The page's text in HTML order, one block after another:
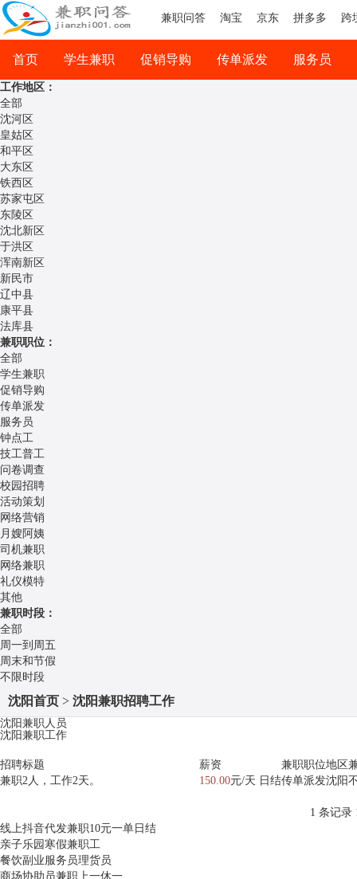
兼职问答 淘宝 京东 拼多多 跨
首页 学生兼职 促销导购 传单派发 服务员
司机兼职
工作地区：
全部
沈河区
皇姑区
和平区
大东区
铁西区
苏家屯区
东陵区
沈北新区
于洪区
浑南新区
新民市
辽中县
康平县
法库县
兼职职位：
全部
学生兼职
促销导购
传单派发
服务员
钟点工
技工普工
问卷调查
校园招聘
活动策划
网络营销
月嫂阿姨
司机兼职
网络兼职
礼仪模特
其他
兼职时段：
全部
周一到周五
周末和节假
不限时段
沈阳首页 > 沈阳兼职招聘工作
沈阳兼职人员
沈阳兼职工作
招聘标题 薪资 兼职职位地区
兼职2人，工作2天。
150.00元/天 日结传单派发沈阳
1 条记录
线上抖音代发兼职10元一单日结
亲子乐园寒假兼职工
餐饮副业服务员理货员
商场协助员兼职上一休一